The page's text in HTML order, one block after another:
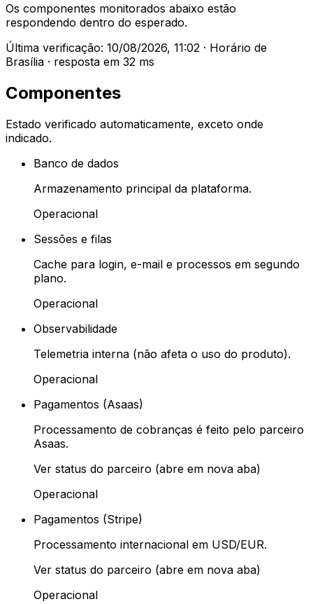
Os componentes monitorados abaixo estão
respondendo dentro do esperado.
Última verificação: 10/08/2026, 11:02 · Horário de
Brasília · resposta em 32 ms
Componentes
Estado verificado automaticamente, exceto onde
indicado.
Banco de dados
Armazenamento principal da plataforma.
Operacional
Sessões e filas
Cache para login, e-mail e processos em segundo
plano.
Operacional
Observabilidade
Telemetria interna (não afeta o uso do produto).
Operacional
Pagamentos (Asaas)
Processamento de cobranças é feito pelo parceiro
Asaas.
Ver status do parceiro (abre em nova aba)
Operacional
Pagamentos (Stripe)
Processamento internacional em USD/EUR.
Ver status do parceiro (abre em nova aba)
Operacional